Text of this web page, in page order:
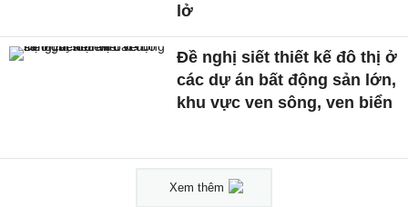
lở
Đề nghị siết thiết kế đô thị ở
các dự án bất động sản lớn,
khu vực ven sông, ven biển
Xem thêm